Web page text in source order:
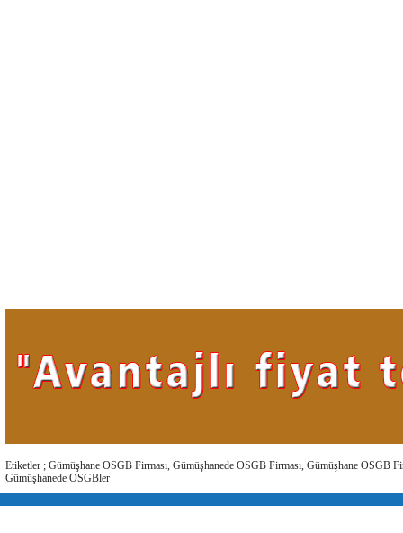
Etiketler ; Gümüşhane OSGB Firması, Gümüşhanede OSGB Firması, Gümüşhane OSGB
Gümüşhanede OSGBler